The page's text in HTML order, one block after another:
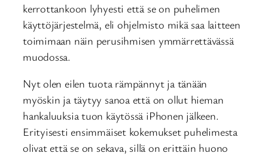
kerrottankoon lyhyesti että se on puhelimen
käyttöjärjestelmä, eli ohjelmisto mikä saa laitteen
toimimaan näin perusihmisen ymmärrettävässä
muodossa.
Nyt olen eilen tuota rämpännyt ja tänään
myöskin ja täytyy sanoa että on ollut hieman
hankaluuksia tuon käytössä iPhonen jälkeen.
Erityisesti ensimmäiset kokemukset puhelimesta
olivat että se on sekava, sillä on erittäin huono